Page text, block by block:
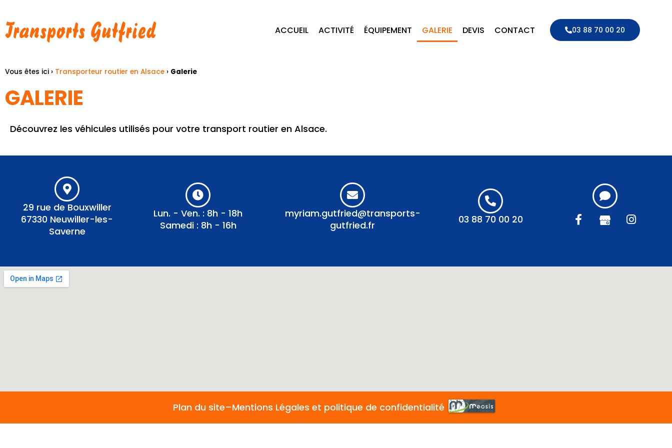
Transports Gutfried ACCUEIL ACTIVITÉ ÉQUIPEMENT GALERIE DEVIS CONTACT 03 88 70 00 20
Vous êtes ici › Transporteur routier en Alsace › Galerie
GALERIE
Découvrez les véhicules utilisés pour votre transport routier en Alsace.
29 rue de Bouxwiller
67330 Neuwiller-les-
Saverne
Lun. - Ven. : 8h - 18h
Samedi : 8h - 16h
myriam.gutfried@transports-
gutfried.fr
03 88 70 00 20
Plan du site–Mentions Légales et politique de confidentialité